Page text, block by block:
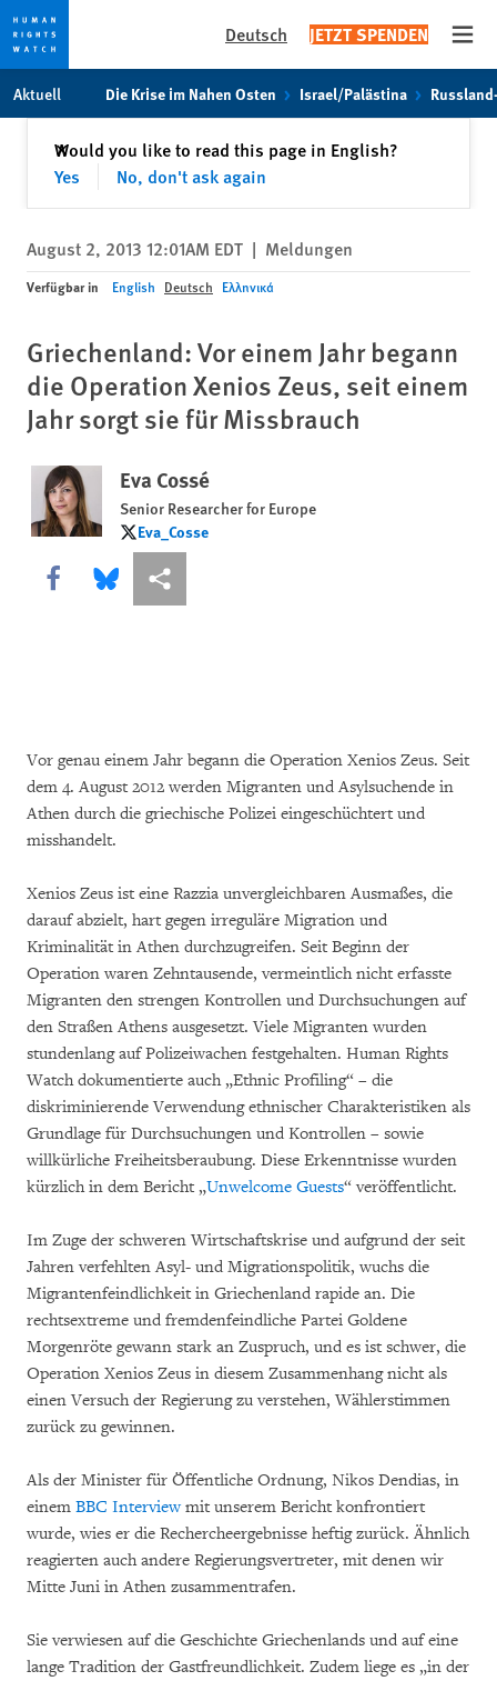
Skip
to
Skip
to
content
Deutsch JETZT SPENDEN
Aktuell Die Krise im Nahen Osten Israel/Palästina
Would you like to read this page in English?
Yes
No, don't ask again
✕Schließen
August 2, 2013 12:01AM EDT | Meldungen
Verfügbar in English Deutsch Ελληνικά
Griechenland: Vor einem Jahr begann
die Operation Xenios Zeus, seit einem
Jahr sorgt sie für Missbrauch
Eva Cossé
Senior Researcher for Europe
Eva_Cosse
Eva_Cosse
Share this via Facebook
Share this via Bluesky
More sharing options
Vor genau einem Jahr begann die Operation Xenios Zeus. Seit
dem 4. August 2012 werden Migranten und Asylsuchende in
Athen durch die griechische Polizei eingeschüchtert und
misshandelt.
Xenios Zeus ist eine Razzia unvergleichbaren Ausmaßes, die
darauf abzielt, hart gegen irreguläre Migration und
Kriminalität in Athen durchzugreifen. Seit Beginn der
Operation waren Zehntausende, vermeintlich nicht erfasste
Migranten den strengen Kontrollen und Durchsuchungen auf
den Straßen Athens ausgesetzt. Viele Migranten wurden
stundenlang auf Polizeiwachen festgehalten. Human Rights
Watch dokumentierte auch „Ethnic Profiling“ – die
diskriminierende Verwendung ethnischer Charakteristiken als
Grundlage für Durchsuchungen und Kontrollen – sowie
willkürliche Freiheitsberaubung. Diese Erkenntnisse wurden
kürzlich in dem Bericht „Unwelcome Guests“ veröffentlicht.
Im Zuge der schweren Wirtschaftskrise und aufgrund der seit
Jahren verfehlten Asyl- und Migrationspolitik, wuchs die
Migrantenfeindlichkeit in Griechenland rapide an. Die
rechtsextreme und fremdenfeindliche Partei Goldene
Morgenröte gewann stark an Zuspruch, und es ist schwer, die
Operation Xenios Zeus in diesem Zusammenhang nicht als
einen Versuch der Regierung zu verstehen, Wählerstimmen
zurück zu gewinnen.
Als der Minister für Öffentliche Ordnung, Nikos Dendias, in
einem BBC Interviewmit unserem Bericht konfrontiert
wurde, wies er die Rechercheergebnisse heftig zurück. Ähnlich
reagierten auch andere Regierungsvertreter, mit denen wir
Mitte Juni in Athen zusammentrafen.
Sie verwiesen auf die Geschichte Griechenlands und auf eine
lange Tradition der Gastfreundlichkeit. Zudem liege es „in der